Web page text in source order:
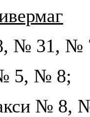
№ 31, №
5, № 8;
№